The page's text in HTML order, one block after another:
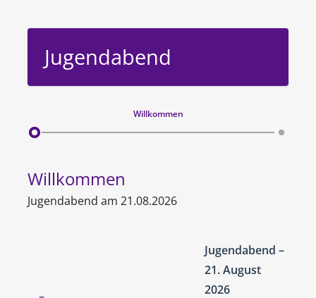
Jugendabend
Willkommen
Willkommen
Jugendabend am 21.08.2026
Jugendabend –
21. August
2026